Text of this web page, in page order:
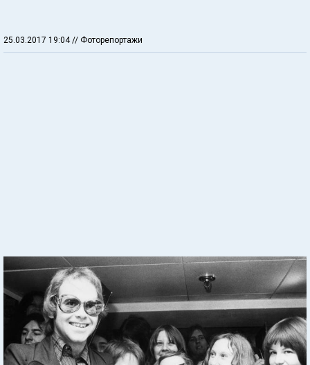
25.03.2017 19:04// Фоторепортажи